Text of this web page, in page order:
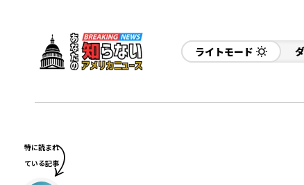
ライトモード
特に読まれ
ている記事